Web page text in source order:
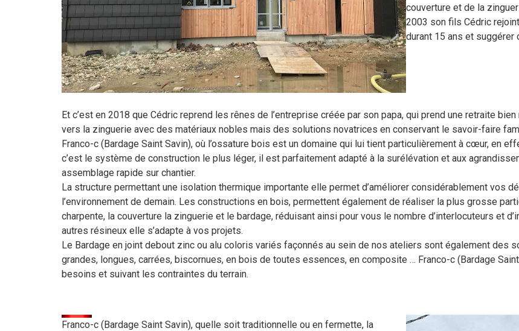
couverture et de la
2003 son fils Cédric
durant 15 ans et
Et c’est en 2018 que Cédric reprend les rênes de l’entreprise créée par son papa, qui prend une retraite
vers la zinguerie avec des matériaux nobles mais des solutions novatrices en conservant le savoir-faire
Franco-c (Bardage Saint Savin), où l’ossature bois est un domaine qui lui tient particulièrement à cœur, en
c’est le système de construction le plus léger, il est parfaitement adapté à la surélévation et aux
assemblage rapide sur chantier.
La structure permettant une isolation thermique importante elle permet d’améliorer considérablement vos
l’environnement de demain. Les constructions en bois, permettent également de réaliser la plus grosse
charpente, la couverture la zinguerie et le bardage, réduisant ainsi pour vous le nombre d’interlocuteurs et
autres résineux elle s’adapte à vos projets.
Le Bardage en joint debout zinc ou alu coloris variés façonnés au sein de nos ateliers sont également des
grandes, longues, carrées, biscornues, en bois de toutes essences, en composite … Franco-c (Bardage
besoins et suivant les contraintes du terrain.
Franco-c (Bardage Saint Savin), quelle soit traditionnelle ou en fermette, la